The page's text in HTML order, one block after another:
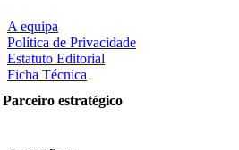
A equipa
Política de Privacidade
Estatuto Editorial
Ficha Técnica
Parceiro estratégico